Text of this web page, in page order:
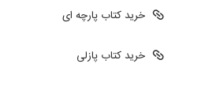
خرید کتاب پارچه ای
خرید کتاب پازلی